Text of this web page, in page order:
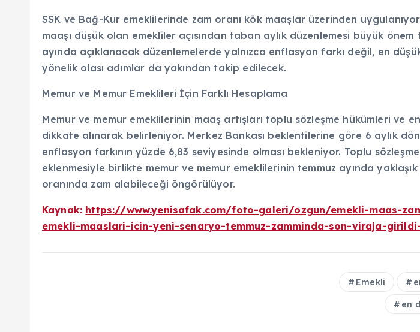
SSK ve Bağ-Kur emeklilerinde zam oranı kök maaşlar üzerinden
maaşı düşük olan emekliler açısından taban aylık düzenlemesi büyük önem
ayında açıklanacak düzenlemelerde yalnızca enflasyon farkı değil, en
yönelik olası adımlar da yakından takip edilecek.
Memur ve Memur Emeklileri İçin Farklı Hesaplama
Memur ve memur emeklilerinin maaş artışları toplu sözleşme hükümleri ve
dikkate alınarak belirleniyor. Merkez Bankası beklentilerine göre 6 aylık
enflasyon farkının yüzde 6,83 seviyesinde olması bekleniyor. Toplu sözleşme
eklenmesiyle birlikte memur ve memur emeklilerinin temmuz ayında yaklaşık
oranında zam alabileceği öngörülüyor.
Kaynak: https://www.yenisafak.com/foto-galeri/ozgun/emekli-maas-
emekli-maaslari-icin-yeni-senaryo-temmuz-zamminda-son-viraja-
Emekli
en